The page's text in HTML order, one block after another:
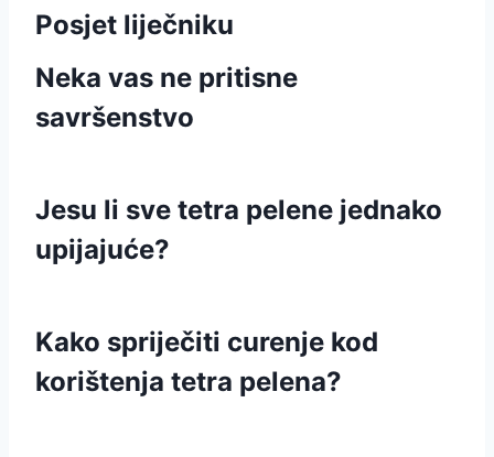
Posjet liječniku
Neka vas ne pritisne
savršenstvo
Jesu li sve tetra pelene jednako
upijajuće?
Kako spriječiti curenje kod
korištenja tetra pelena?